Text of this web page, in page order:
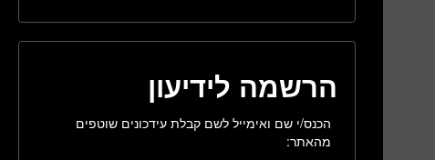
הרשמה לידיעון
הכנס/י שם ואימייל לשם קבלת עידכונים שוטפים
מהאתר: